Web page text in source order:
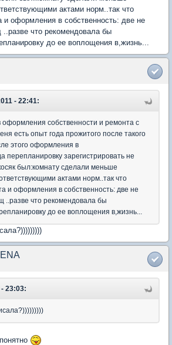
актами норм..так что
и оформления в собственность: две не
что рекомендовала бы
до ее воплощения в,жизнь...
- 22:41:
оформления собственности и ремонта с
есть опыт года прожитого после такого
этого оформления в
перепланировку зарегистрировать не
был:комнату сделали меньше
актами норм..так что
и оформления в собственность: две не
..разве что рекомендовала бы
до ее воплощения в,жизнь...
23:03: